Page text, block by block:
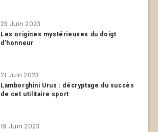
23 Juin 2023
Les origines mystérieuses du doigt
d’honneur
21 Juin 2023
Lamborghini Urus : décryptage du succès
de cet utilitaire sport
19 Juin 2023